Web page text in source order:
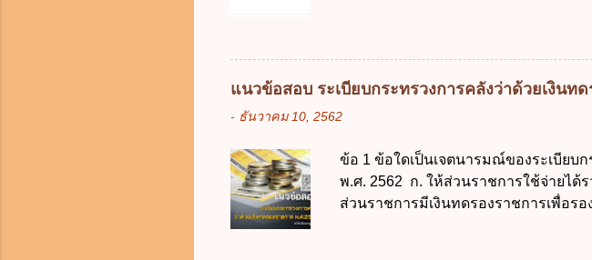
ในบังคับพระราชบัญญัติคุ้มครองข้อมูล
แห่ง ข. กิจการด้านการศึกษา ค. กิจกา
ข้อ 3 โดยหลัก ทั่วไป พระราชบัญญัติคุ้ม
ง. 29 พฤษภาคม 2562 ข้อ 4 "บุคคลหรื
ควบคุมข้อมูลส่วนบุคคล ข. ผู้ประมวลผ
ไม่มีข้อใดถูกต้อง ข้อ 5 ผู้มีอำนาจแต่ง
คุ้มครองข้อมูลส่วนบุคคล พ.ศ. 2562 ก.
แนวข้อสอบ ระเบียบกระทรวงการคลังว่าด้วยเงินท
- ธันวาคม 10, 2562
ข้อ 1 ข้อใดเป็นเจตนารมณ์ของระเบียบ
พ.ศ. 2562 ก. ให้ส่วนราชการใช้จ่ายได้
ส่วนราชการมีเงินทดรองราชการเพื่อร
ง. สนับสนุนการให้ความช่วยเหลือในกร